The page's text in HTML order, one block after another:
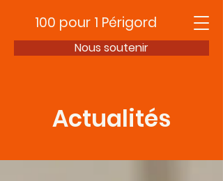
100 pour 1 Périgord
Nous soutenir
Actualités